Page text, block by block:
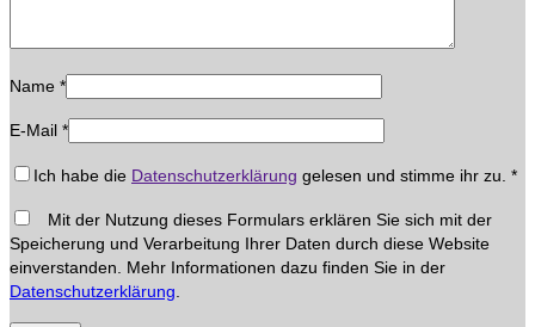
Name *
E-Mail *
Ich habe die Datenschutzerklärung gelesen und stimme ihr zu. *
Mit der Nutzung dieses Formulars erklären Sie sich mit der
Speicherung und Verarbeitung Ihrer Daten durch diese Website
einverstanden. Mehr Informationen dazu finden Sie in der
Datenschutzerklärung